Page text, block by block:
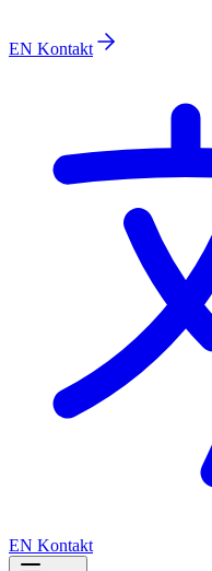
EN Kontakt
EN Kontakt